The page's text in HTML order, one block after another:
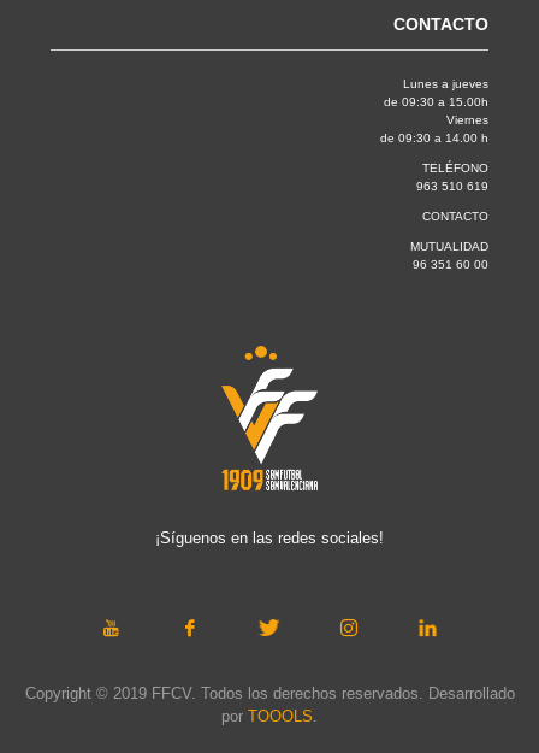
CONTACTO
Lunes a jueves
de 09:30 a 15.00h
Viernes
de 09:30 a 14.00 h
TELÉFONO
963 510 619
CONTACTO
MUTUALIDAD
96 351 60 00
¡Síguenos en las redes sociales!
Copyright © 2019 FFCV. Todos los derechos reservados. Desarrollado
por TOOOLS